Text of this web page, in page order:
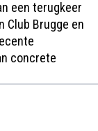
een terugkeer
Club Brugge en
concrete